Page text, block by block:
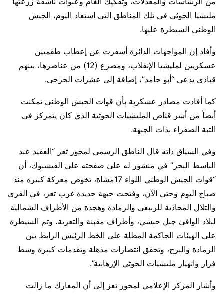
مليشيا الحوثي في تلك المناطق التي استعاد اليوم، الجيش
الوطني السيطرة عليها.
وأفاد إن المواجهات الدائرة أسفرت عن إعطاب طقميين
عسكريين لمليشيا الإنقلاب، ومصرع (12) من عناصرها، بينهم
قيادي يدعى “أبو حامد”، إضافة إلى عشرات الجرحى.
كما أفادت مصادر عسكرية بأن قوات الجيش الوطني تمكنت
أيضاً من أسر قناص المليشيات الحوثية الذي كان يتمركز في
التبة الصفراء بذات الجبهة.
وفي السياق ذاته قال الناطق الرسمي ‏لمحور تعز “العقيد عبد
الباسط البحر” في منشور له على صفحته على الفيسبوك، أن
“قوات الجيش الوطني اللواء 17مشاة، تخوض معركة كبيرة منذ
صباح اليوم وحتى الآن، وفتحت جبهة جديدة غرب تعز، في القرى
والتلال المحاذية للربيعي والرمادة وهجدة من الأطراف الشمالية
لبلاد الوافي جبل حبشي، وأطراف مقبنة والتعزية، وتم السيطرة
على الهيئات الحاكمة المطلة على الخط الرئيس الرابط بين
الرمادة والبرح، وتحقق انتصارات مذهلة وتقدمات كبيرة وسط
فرار وانهيار مليشيات الحوثي الإرهابية”.
وأشار المركز الإعلامي لمحور تعز إلى أن المعارك ما زالت